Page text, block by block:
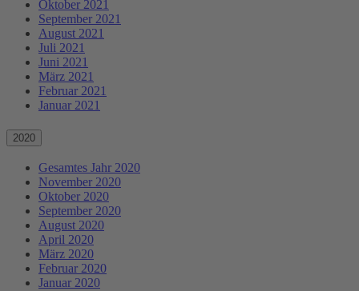
Oktober 2021
September 2021
August 2021
Juli 2021
Juni 2021
März 2021
Februar 2021
Januar 2021
2020
Gesamtes Jahr 2020
November 2020
Oktober 2020
September 2020
August 2020
April 2020
März 2020
Februar 2020
Januar 2020